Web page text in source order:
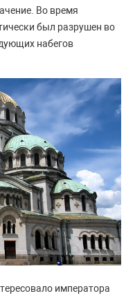
Во время
был разрушен во
набегов
императора